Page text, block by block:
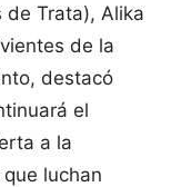
Trata), Alika
de la
destacó
el
a la
luchan